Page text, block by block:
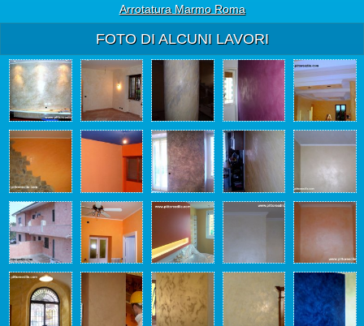
Arrotatura Marmo Roma
FOTO DI ALCUNI LAVORI